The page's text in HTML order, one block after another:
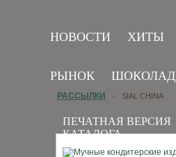
НОВОСТИ ХИТЫ
РЫНОК ШОКОЛАД
ПЕЧАТНАЯ ВЕРСИЯ
КАТАЛОГА
РАССЫЛКИ › SIAL CHINA